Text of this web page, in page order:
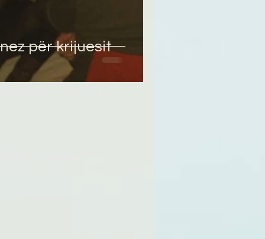
për krijuesit